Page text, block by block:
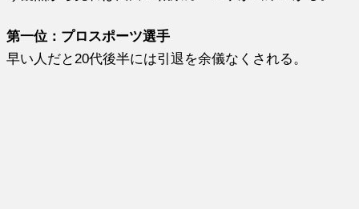
第一位：プロスポーツ選手
早い人だと20代後半には引退を余儀なくされる。